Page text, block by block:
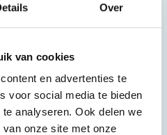
Over
van cookies
en advertenties te
voor social media te bieden
analyseren. Ook delen we
onze site met onze
artikelen, kijk- en